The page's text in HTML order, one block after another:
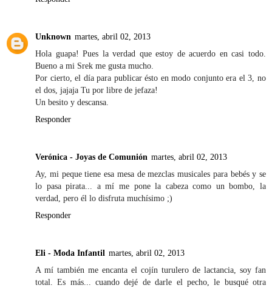
Unknown martes, abril 02, 2013
Hola guapa! Pues la verdad que estoy de acuerdo en casi todo.
Bueno a mi Srek me gusta mucho.
Por cierto, el día para publicar ésto en modo conjunto era el 3, no
el dos, jajaja Tu por libre de jefaza!
Un besito y descansa.
Responder
Verónica - Joyas de Comunión martes, abril 02, 2013
Ay, mi peque tiene esa mesa de mezclas musicales para bebés y se
lo pasa pirata... a mí me pone la cabeza como un bombo, la
verdad, pero él lo disfruta muchísimo ;)
Responder
Eli - Moda Infantil martes, abril 02, 2013
A mí también me encanta el cojín turulero de lactancia, soy fan
total. Es más... cuando dejé de darle el pecho, le busqué otra